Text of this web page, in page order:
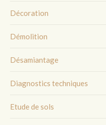
Décoration
Démolition
Désamiantage
Diagnostics techniques
Etude de sols